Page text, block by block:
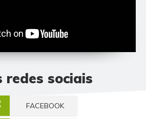
redes sociais
FACEBOOK